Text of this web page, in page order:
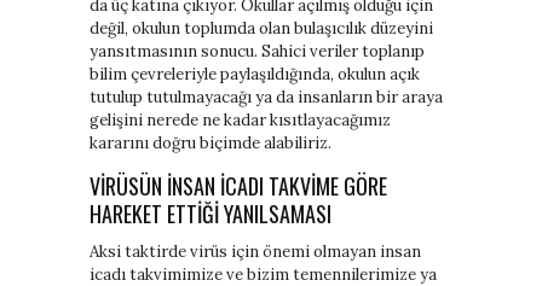
da üç katına çıkıyor. Okullar açılmış olduğu için
değil, okulun toplumda olan bulaşıcılık düzeyini
yansıtmasının sonucu. Sahici veriler toplanıp
bilim çevreleriyle paylaşıldığında, okulun açık
tutulup tutulmayacağı ya da insanların bir araya
gelişini nerede ne kadar kısıtlayacağımız
kararını doğru biçimde alabiliriz.
VIRÜSÜN INSAN ICADI TAKVIME GÖRE
HAREKET ETTIĞI YANILSAMASI
Aksi taktirde virüs için önemi olmayan insan
icadı takvimimize ve bizim temennilerimize ya